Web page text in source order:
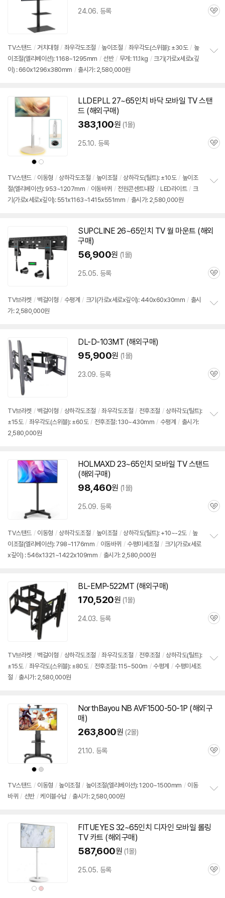
24.06. 등록
관
TV스탠드 / 거치대형 / 좌우각도조절 / 높이조절 / 좌우각도(스위블): ±30도 / 높
이조절(엘리베이션): 1168~1295mm / 선반 / 무게: 11.1kg / 크기(가로x세로x깊
이) : 660x1296x380mm / 출시가: 2,580,000원
상
품
상
상
품
색
상
LLDEPLL 27~65인치 바닥 모바일 TV 스탠
드 (해외 구매)
383,100원 (1몰)
25.10. 등록
관
TV스탠드 / 이동형 / 상하각도조절 / 높이조절 / 상하각도(틸트): ±10도 / 높이조
절(엘리베이션): 953~1207mm / 이동바퀴 / 전원콘센트내장 / LED라이트 / 크
기(가로x세로x깊이): 551x1163~1415x551mm / 출시가: 2,580,000원
SUPCLINE 26~65인치 TV 월 마운트 (해외
구매)
56,900원 (1몰)
25.05. 등록
관
TV브라켓 / 벽걸이형 / 수평계 / 크기(가로x세로x깊이): 440x60x30mm / 출시
가: 2,580,000원
DL-D-103MT (해외 구매)
95,900원 (1몰)
23.09. 등록
관
TV브라켓 / 벽걸이형 / 상하각도조절 / 좌우각도조절 / 전후조절 / 상하각도(틸트):
±15도 / 좌우각도(스위블): ±60도 / 전후조절: 130~430mm / 수평계 / 출시가:
2,580,000원
HOLMAXD 23~65인치 모바일 TV 스탠드
(해외 구매)
98,460원 (1몰)
25.09. 등록
관
TV스탠드 / 이동형 / 상하각도조절 / 높이조절 / 상하각도(틸트): +10~-2도 / 높
이조절(엘리베이션): 798~1176mm / 이동바퀴 / 수평미세조절 / 크기(가로x세로
x깊이) : 546x1321~1422x109mm / 출시가: 2,580,000원
BL-EMP-522MT (해외 구매)
170,520원 (1몰)
24.03. 등록
관
TV브라켓 / 벽걸이형 / 상하각도조절 / 좌우각도조절 / 전후조절 / 상하각도(틸트):
±15도 / 좌우각도(스위블): ±80도 / 전후조절: 115~500m / 수평계 / 수평미세조
절 / 출시가: 2,580,000원
상
품
상
상
품
색
상
NorthBayou NB AVF1500-50-1P (해외 구
매)
263,800원 (2몰)
21.10. 등록
관
TV스탠드 / 이동형 / 높이조절 / 높이조절(엘리베이션): 1200~1500mm / 이동
바퀴 / 선반 / 케이블수납 / 출시가: 2,580,000원
상
품
상
품
FITUEYES 32~65인치 디자인 모바일 롤링
TV 카트 (해외 구매)
587,600원 (1몰)
25.05. 등록
관